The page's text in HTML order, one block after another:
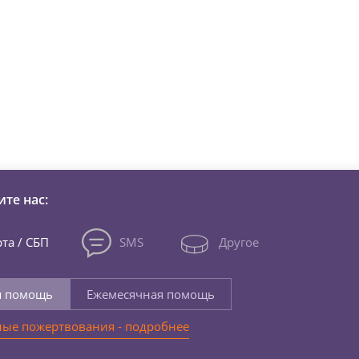
нас:
/ СБП SMS Другое
помощь
Ежемесячная помощь
пожертвования - подробнее